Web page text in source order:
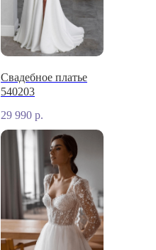
Свадебное платье
540203
29 990 р.